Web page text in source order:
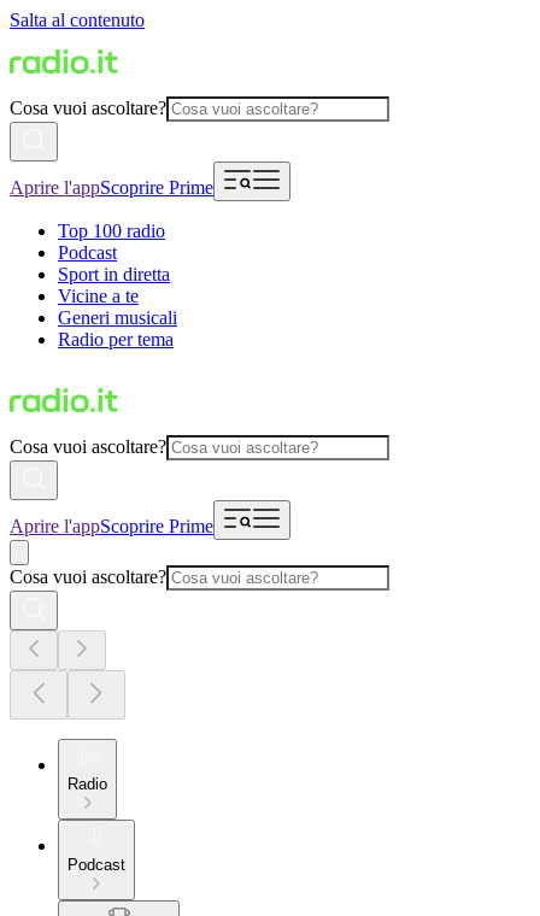
Salta al contenuto
Cosa vuoi ascoltare?
Aprire l'appScoprire Prime
Top 100 radio
Podcast
Sport in diretta
Vicine a te
Generi musicali
Radio per tema
Cosa vuoi ascoltare?
Aprire l'appScoprire Prime
Cosa vuoi ascoltare?
Radio
Podcast